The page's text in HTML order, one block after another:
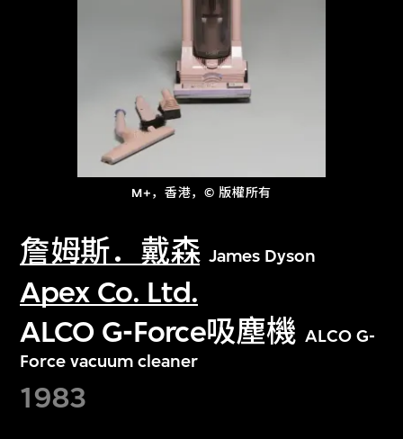
M+，香港，© 版權所有
詹姆斯．戴森 James Dyson
Apex Co. Ltd.
ALCO G-Force吸塵機 ALCO G-
Force vacuum cleaner
1983
探索世界顶级的二十及二十一世纪视觉
文化藏品。